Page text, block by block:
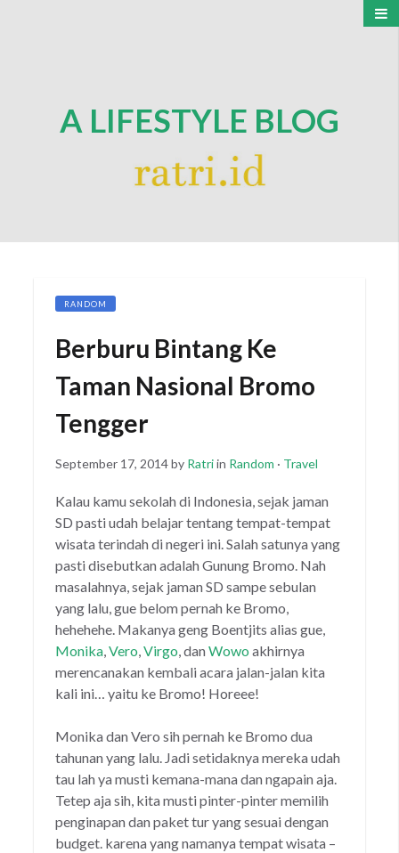
A LIFESTYLE BLOG
RANDOM
Berburu Bintang Ke
Taman Nasional Bromo
Tengger
Posted
September 17, 2014by Ratriin Random · Travel
Kalau kamu sekolah di Indonesia, sejak jaman
SD pasti udah belajar tentang tempat-tempat
wisata terindah di negeri ini. Salah satunya yang
pasti disebutkan adalah Gunung Bromo. Nah
masalahnya, sejak jaman SD sampe sebulan
yang lalu, gue belom pernah ke Bromo,
hehehehe. Makanya geng Boentjits alias gue,
Monika,Vero,Virgo, dan Wowo akhirnya
merencanakan kembali acara jalan-jalan kita
kali ini… yaitu ke Bromo! Horeee!
Monika dan Vero sih pernah ke Bromo dua
tahunan yang lalu. Jadi setidaknya mereka udah
tau lah ya musti kemana-mana dan ngapain aja.
Tetep aja sih, kita musti pinter-pinter memilih
penginapan dan paket tur yang sesuai dengan
budget. karena yang namanya tempat wisata –